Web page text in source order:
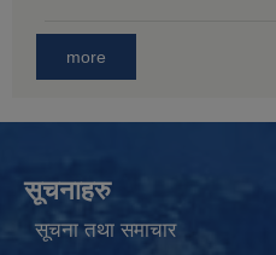
more
सूचनाहरु
सूचना तथा समाचार